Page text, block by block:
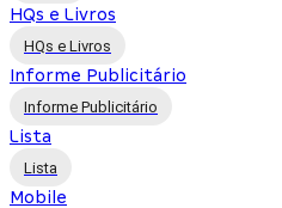
HQs e Livros
HQs e Livros
Informe Publicitário
Informe Publicitário
Lista
Lista
Mobile